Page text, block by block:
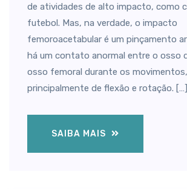
de atividades de alto impacto, como
futebol. Mas, na verdade, o impacto
femoroacetabular é um pinçamento
há um contato anormal entre o osso
osso femoral durante os movimentos,
principalmente de flexão e rotação. […]
SAIBA MAIS